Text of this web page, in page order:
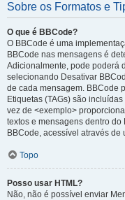
Sobre os Formatos e
O que é BBCode?
O BBCode é uma
BBCode nas mensagens é
Adicionalmente, pode poderá
selecionando Desativar
de cada mensagem. BBCode
Etiquetas (TAGs) são
vez de <exemplo>
textos e mensagens dentro
BBCode, acessível através
Topo
Posso usar HTML?
Não, não é possível enviar